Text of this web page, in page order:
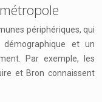
périphériques, qui
démographique et un
Par exemple, les
et Bron connaissent